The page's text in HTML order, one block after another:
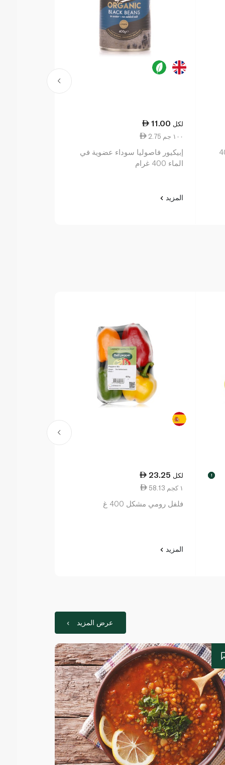
400
11.00 لكل
2.75 ١٠٠ جم
إبيكيور فاصوليا سوداء عضوية في
الماء 400 غرام
المزيد
!
23.25 لكل
58.13 ١ كجم
فلفل رومي مشكل 400 غ
المزيد
عرض المزيد